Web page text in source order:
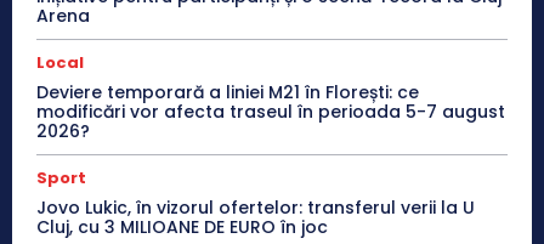
Arena
Local
Deviere temporară a liniei M21 în Florești: ce
modificări vor afecta traseul în perioada 5-7 august
2026?
Sport
Jovo Lukic, în vizorul ofertelor: transferul verii la U
Cluj, cu 3 MILIOANE DE EURO în joc